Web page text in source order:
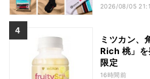
2026/08/05
ミツカン、
Rich 桃」を
限定
16時間前